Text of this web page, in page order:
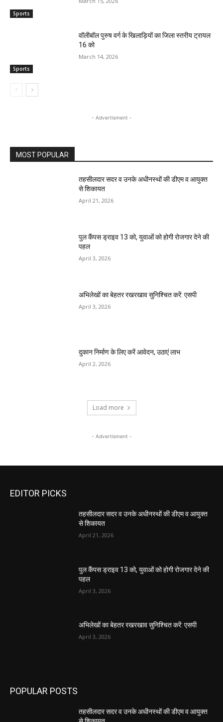
Sports
Sports
वॉलीबॉल पुरुष वर्ग के खिलाड़ियों का जिला स्तरीय ट्रायल
16 को
March 14, 2026
- Advertisment -
MOST POPULAR
तहसीलदार सदर व उनके अधीनस्थों की डीएम व आयुक्त
से शिकायत
April 21, 2026
पुल कैंपस ड्राइव 13 को, युवाओं को होगी रोजगार देने की
पहल
April 3, 2026
अभिलेखों का बेहतर रखरखाव सुनिश्चित करें: एसपी
April 3, 2026
दुकान निर्माण के लिए करें आवेदन, उठाएं लाभ
April 2, 2026
Load more
- Advertisment -
EDITOR PICKS
तहसीलदार सदर व उनके अधीनस्थों की डीएम व आयुक्त
से शिकायत
April 21, 2026
पुल कैंपस ड्राइव 13 को, युवाओं को होगी रोजगार देने की
पहल
April 3, 2026
अभिलेखों का बेहतर रखरखाव सुनिश्चित करें: एसपी
April 3, 2026
POPULAR POSTS
तहसीलदार सदर व उनके अधीनस्थों की डीएम व आयुक्त